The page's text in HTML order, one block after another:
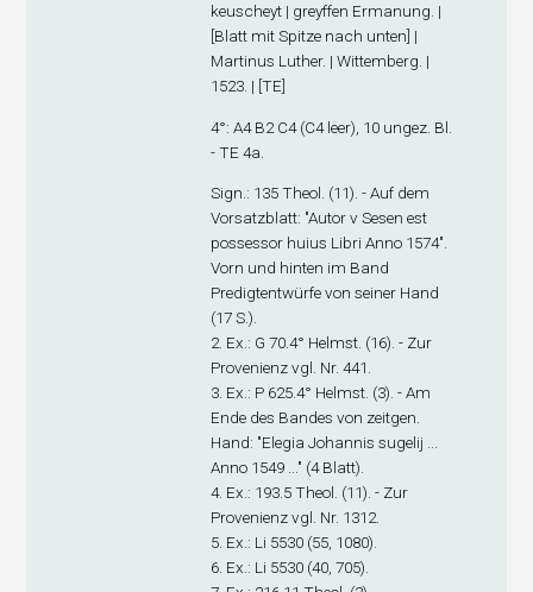
keuscheyt | greyffen Ermanung. |
[Blatt mit Spitze nach unten] |
Martinus Luther. | Wittemberg. |
1523. | [TE]
4°: A4B2 C4(C4 leer), 10 ungez. Bl.
- TE 4a.
Sign.: 135 Theol. (11). - Auf dem
Vorsatzblatt: "Autor v Sesen est
possessor huius Libri Anno 1574".
Vorn und hinten im Band
Predigtentwürfe von seiner Hand
(17 S.).
2. Ex.: G 70.4° Helmst. (16). - Zur
Provenienz vgl. Nr. 441.
3. Ex.: P 625.4° Helmst. (3). - Am
Ende des Bandes von zeitgen.
Hand: "Elegia Johannis sugelij ...
Anno 1549 ..." (4 Blatt).
4. Ex.: 193.5 Theol. (11). - Zur
Provenienz vgl. Nr. 1312.
5. Ex.: Li 5530 (55, 1080).
6. Ex.: Li 5530 (40, 705).